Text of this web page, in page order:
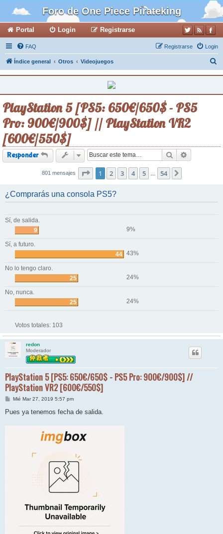
Foro de One Piece Pirateking
Portal Login Registrarse
FAQ Login
Registrarse
Índice general Otros Videojuegos
c
PlayStation 5 [PS5: 650€/650$ - PS5
Pro: 900€/900$] // PlayStation VR2
[600€/550$]
Responder Buscar
801 mensajes Página1 de 54
1 2 3 4 5 54
¿Comprarás una consola PS5?
Sí, de salida.
9
9%
Sí, a futuro.
44 43%
No lo tengo claro.
25
24%
No, nunca.
25
24%
Votos totales: 103
redon
Moderador
PlayStation 5 [PS5: 650€/650$ - PS5 Pro: 900€/900$] //
PlayStation VR2 [600€/550$]
M
n
Mié Mar 27, 2019 5:57 pm
Pues ya tenemos fecha de salida.